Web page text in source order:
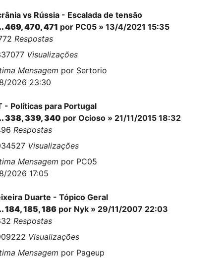
vs Rússia - Escalada de tensão
469,470,471 por PC05 » 13/4/2021 15:35
Respostas
Visualizações
Mensagem por Sertorio
2026 23:30
- Políticas para Portugal
338,339,340 por Ocioso » 21/11/2015 18:32
Respostas
Visualizações
Mensagem por PC05
2026 17:05
Duarte - Tópico Geral
184,185,186 por Nyk » 29/11/2007 22:03
Respostas
Visualizações
Mensagem por Pageup